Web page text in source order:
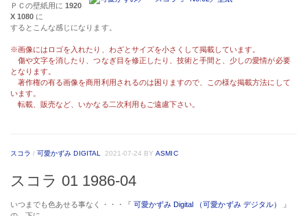
ＰＣの壁紙用に1920
X 1080 に
するとこんな感じになります。
※画像にはロゴを入れたり、わざとサイズを小さくして掲載しています。
傷や文字を消したり、つなぎ目を修正したり、技術と手間と、少しの愛情が必要
となります。
著作権の有る画像を商用利用されるのは困りますので、この様な掲載方法にして
います。
転載、販売など、いかなる二次利用もご遠慮下さい。
スコラ /可愛かずみ DIGITAL 2021-07-24 BYASMIC
スコラ 01 1986-04
いつまでも色あせる事なく・・・『 可愛かずみ Digital （可愛かずみ デジタル）
』